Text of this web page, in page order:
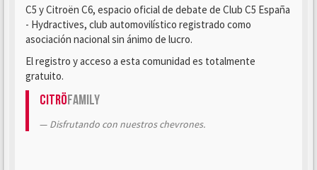
C5 y Citroën C6, espacio oficial de debate de Club C5 España
- Hydractives, club automovilístico registrado como
asociación nacional sin ánimo de lucro.
El registro y acceso a esta comunidad es totalmente
gratuito.
CitröFamily
Disfrutando con nuestros chevrones.